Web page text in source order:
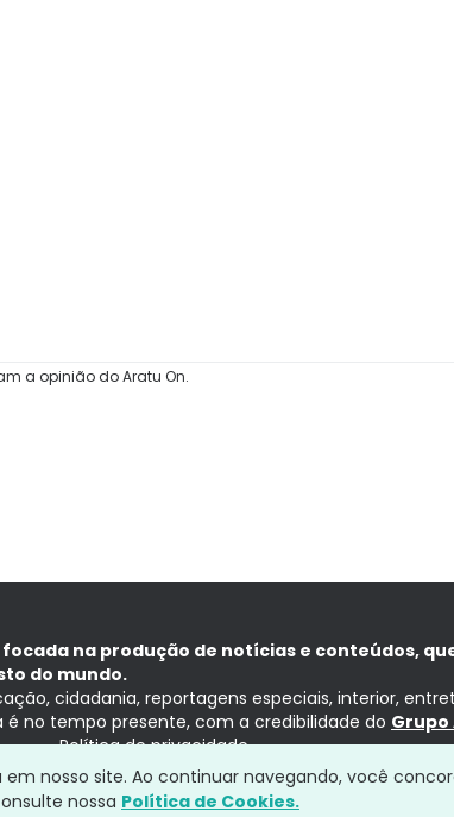
a opinião do Aratu On.
na produção de notícias e conteúdos,
do mundo.
cidadania, reportagens especiais, interior,
no tempo presente, com a credibilidade do
Política de privacidade
nosso site. Ao continuar navegando, você
nossa Política de Cookies.